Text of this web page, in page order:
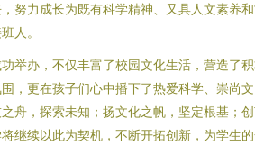
努力成长为既有科学精神、又具人文素养
人。
举办，不仅丰富了校园文化生活，营造了
，更在孩子们心中播下了热爱科学、崇尚文
舟，探索未知；扬文化之帆，坚定根基；
继续以此为契机，不断开拓创新，为学生